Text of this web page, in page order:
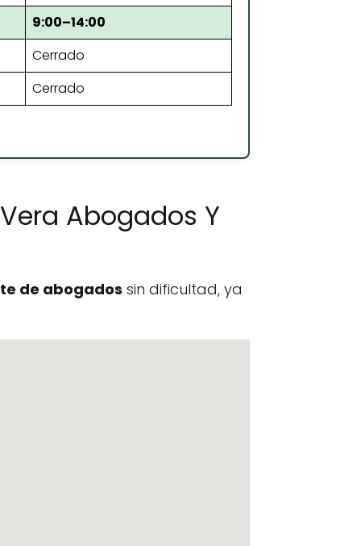
9:00–14:00
Cerrado
Cerrado
Abogados Y
de abogados sin dificultad, ya